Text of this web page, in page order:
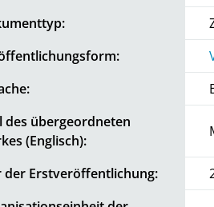
des übergeordneten
(Englisch):
der Erstveröffentlichung: